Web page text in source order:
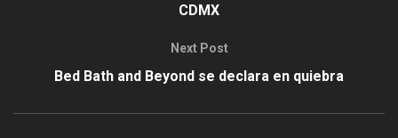
CDMX
Next Post
Bed Bath and Beyond se declara en quiebra